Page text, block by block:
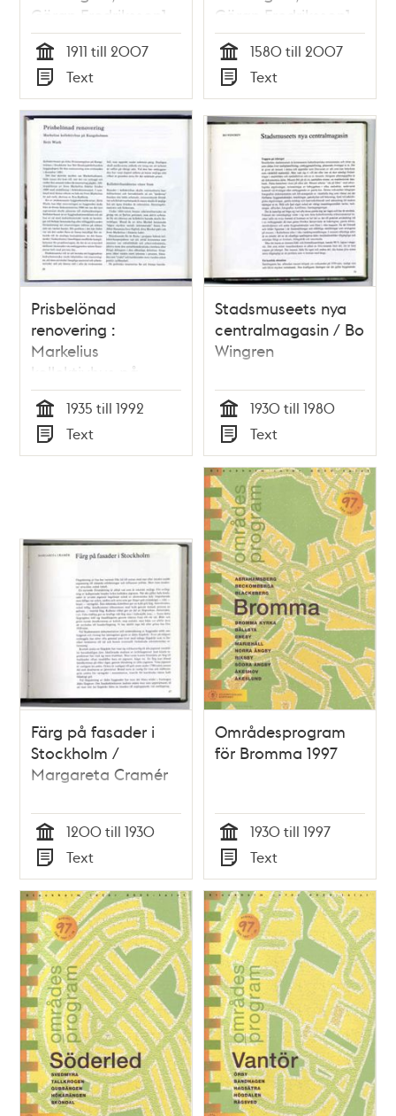
Göran Fredriksson]
Tid
1911 till 2007
Typ
Text
Göran Fredriksson]
Tid
1580 till 2007
Typ
Text
Prisbelönad
renovering :
Markelius
kollektivhus på
Kungsholmen / Britt
Wisth
Tid
1935 till 1992
Typ
Text
Stadsmuseets nya
centralmagasin / Bo
Wingren
Tid
1930 till 1980
Typ
Text
Färg på fasader i
Stockholm /
Margareta Cramér
Tid
1200 till 1930
Typ
Text
Områdesprogram
för Bromma 1997
Tid
1930 till 1997
Typ
Text